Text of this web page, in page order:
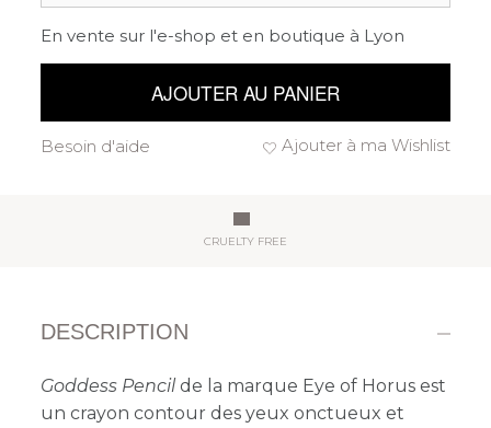
En vente sur l'e-shop et en boutique à Lyon
AJOUTER AU PANIER
Ajouter à ma Wishlist
Besoin d'aide
CRUELTY FREE
DESCRIPTION
Goddess Pencilde la marque Eye of Horus est
un crayon contour des yeux onctueux et